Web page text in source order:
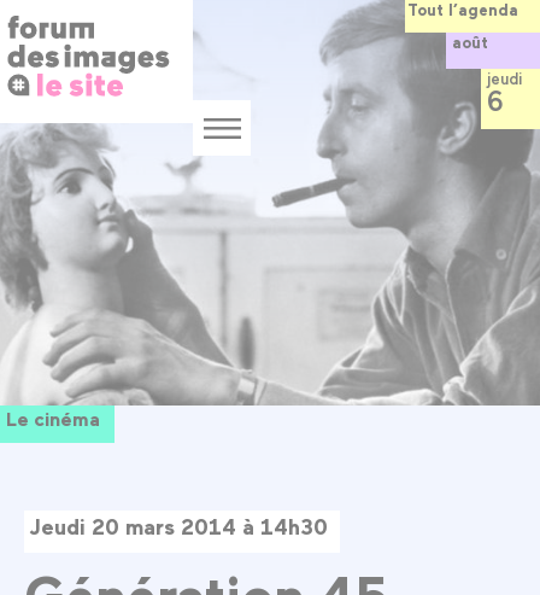
au
contenu
principal
Menu
Le cinéma
Jeudi 20 mars 2014 à 14h30
Tout l’agenda
août
jeudi
6